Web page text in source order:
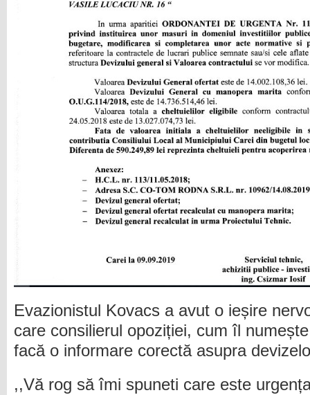
Evazionistul Kovacs a avut o ieșire
care consilierul opoziției, cum îl
facă o informare corectă asupra
,,Vă rog să îmi spuneti care este